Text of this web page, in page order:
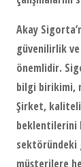
Akay
güvenilirlik
önemlidir.
bilgi birikimi,
Şirket, kaliteli
beklentilerini
sektöründeki
müşterilere